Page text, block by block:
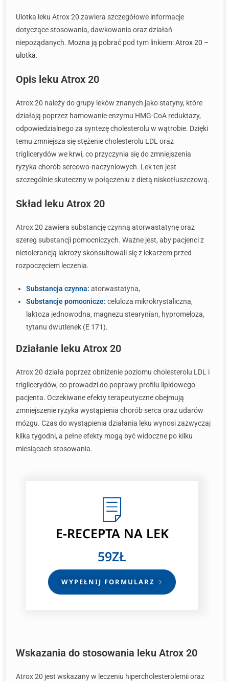
Ulotka leku Atrox 20 zawiera szczegółowe informacje
dotyczące stosowania, dawkowania oraz działań
niepożądanych. Można ją pobrać pod tym linkiem:Atrox 20 –
ulotka.
Opis leku Atrox 20
Atrox 20 należy do grupy leków znanych jako statyny, które
działają poprzez hamowanie enzymu HMG-CoA reduktazy,
odpowiedzialnego za syntezę cholesterolu w wątrobie. Dzięki
temu zmniejsza się stężenie cholesterolu LDL oraz
triglicerydów we krwi, co przyczynia się do zmniejszenia
ryzyka chorób sercowo-naczyniowych. Lek ten jest
szczególnie skuteczny w połączeniu z dietą niskotłuszczową.
Skład leku Atrox 20
Atrox 20 zawiera substancję czynną atorwastatynę oraz
szereg substancji pomocniczych. Ważne jest, aby pacjenci z
nietolerancją laktozy skonsultowali się z lekarzem przed
rozpoczęciem leczenia.
Substancja czynna: atorwastatyna,
Substancje pomocnicze: celuloza mikrokrystaliczna,
laktoza jednowodna, magnezu stearynian, hypromeloza,
tytanu dwutlenek (E 171).
Działanie leku Atrox 20
Atrox 20 działa poprzez obniżenie poziomu cholesterolu LDL i
triglicerydów, co prowadzi do poprawy profilu lipidowego
pacjenta. Oczekiwane efekty terapeutyczne obejmują
zmniejszenie ryzyka wystąpienia chorób serca oraz udarów
mózgu. Czas do wystąpienia działania leku wynosi zazwyczaj
kilka tygodni, a pełne efekty mogą być widoczne po kilku
miesiącach stosowania.
E-RECEPTANA LEK
59ZŁ
WYPEŁNIJ FORMULARZ
Wskazania do stosowania leku Atrox 20
Atrox 20 jest wskazany w leczeniu hipercholesterolemii oraz